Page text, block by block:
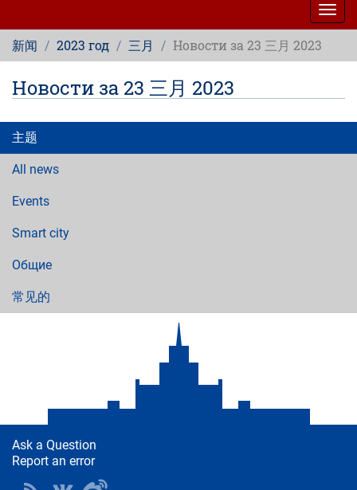
新闻 2023 год 三月 Новости за 23 三月 2023
Новости за 23 三月 2023
主题
All news
Events
Smart city
Общие
常见的
Ask a Question
Report an error